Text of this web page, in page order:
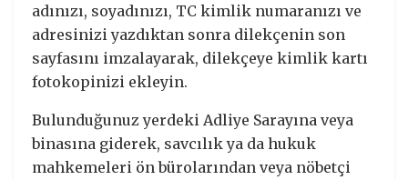
adınızı, soyadınızı, TC kimlik numaranızı ve
adresinizi yazdıktan sonra dilekçenin son
sayfasını imzalayarak, dilekçeye kimlik kartı
fotokopinizi ekleyin.
Bulunduğunuz yerdeki Adliye Sarayına veya
binasına giderek, savcılık ya da hukuk
mahkemeleri ön bürolarından veya nöbetçi